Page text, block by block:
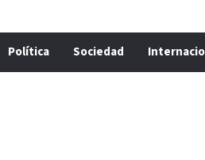
Política Sociedad